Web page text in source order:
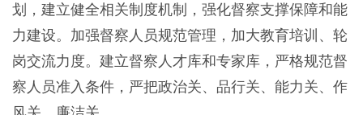
划，建立健全相关制度机制，强化督察支撑保障和能
力建设。加强督察人员规范管理，加大教育培训、轮
岗交流力度。建立督察人才库和专家库，严格规范督
察人员准入条件，严把政治关、品行关、能力关、作